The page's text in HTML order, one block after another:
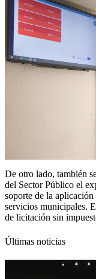
De otro lado, también
del Sector Público el
soporte de la
servicios municipales.
de licitación sin
Últimas noticias